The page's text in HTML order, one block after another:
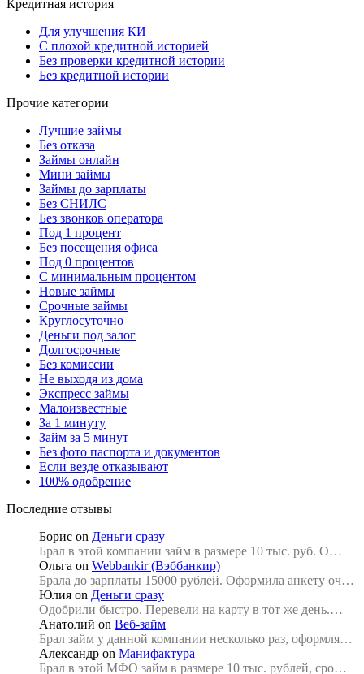
Кредитная история
Для улучшения КИ
С плохой кредитной историей
Без проверки кредитной истории
Без кредитной истории
Прочие категории
Лучшие займы
Без отказа
Займы онлайн
Мини займы
Займы до зарплаты
Без СНИЛС
Без звонков оператора
Под 1 процент
Без посещения офиса
Под 0 процентов
С минимальным процентом
Новые займы
Срочные займы
Круглосуточно
Деньги под залог
Долгосрочные
Без комиссии
Не выходя из дома
Экспресс займы
Малоизвестные
За 1 минуту
Займ за 5 минут
Без фото паспорта и документов
Если везде отказывают
100% одобрение
Последние отзывы
Борис on Деньги сразу
Брал в этой компании займ в размере 10 тыс. руб. О…
Ольга on Webbankir (Вэббанкир)
Брала до зарплаты 15000 рублей. Оформила анкету оч…
Юлия on Деньги сразу
Одобрили быстро. Перевели на карту в тот же день.…
Анатолий on Веб-займ
Брал займ у данной компании несколько раз, оформля…
Александр on Манифактура
Брал в этой МФО займ в размере 10 тыс. рублей, сро…